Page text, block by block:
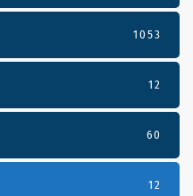
1053
12
60
12